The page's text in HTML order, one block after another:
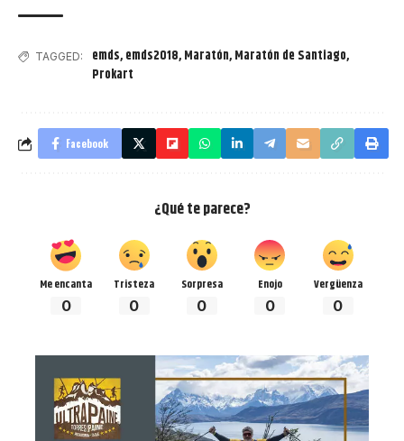
TAGGED: emds,emds2018,Maratón,Maratón de Santiago,
Prokart
Facebook
¿Qué te parece?
Me encanta
0
Tristeza
0
Sorpresa
0
Enojo
0
Vergüenza
0